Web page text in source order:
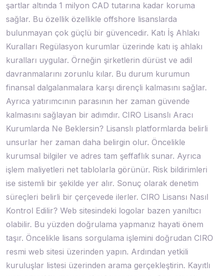
şartlar altında 1 milyon CAD tutarına kadar koruma
sağlar. Bu özellik özellikle offshore lisanslarda
bulunmayan çok güçlü bir güvencedir. Katı İş Ahlakı
Kuralları Regülasyon kurumlar üzerinde katı iş ahlakı
kuralları uygular. Örneğin şirketlerin dürüst ve adil
davranmalarını zorunlu kılar. Bu durum kurumun
finansal dalgalanmalara karşı dirençli kalmasını sağlar.
Ayrıca yatırımcının parasının her zaman güvende
kalmasını sağlayan bir adımdır. CIRO Lisanslı Aracı
Kurumlarda Ne Beklersin? Lisanslı platformlarda belirli
unsurlar her zaman daha belirgin olur. Öncelikle
kurumsal bilgiler ve adres tam şeffaflık sunar. Ayrıca
işlem maliyetleri net tablolarla görünür. Risk bildirimleri
ise sistemli bir şekilde yer alır. Sonuç olarak denetim
süreçleri belirli bir çerçevede ilerler. CIRO Lisansı Nasıl
Kontrol Edilir? Web sitesindeki logolar bazen yanıltıcı
olabilir. Bu yüzden doğrulama yapmanız hayati önem
taşır. Öncelikle lisans sorgulama işlemini doğrudan CIRO
resmi web sitesi üzerinden yapın. Ardından yetkili
kuruluşlar listesi üzerinden arama gerçekleştirin. Kayıtlı